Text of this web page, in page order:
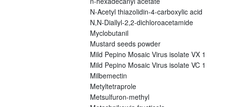
N-Acetyl thiazolidin-4-carboxylic acid
N,N-Diallyl-2,2-dichloroacetamide
Myclobutanil
Mustard seeds powder
Mild Pepino Mosaic Virus isolate VX 1
Mild Pepino Mosaic Virus isolate VC 1
Milbemectin
Metyltetraprole
Metsulfuron-methyl